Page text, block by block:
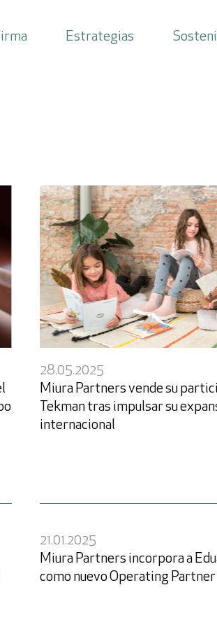
Estrategias
28.05.2025
Miura Partners vende su
Tekman tras impulsar su
internacional
21.01.2025
Miura Partners incorpora a
como nuevo Operating Partner